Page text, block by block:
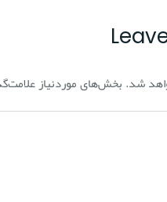
شد. بخش‌های موردنیاز